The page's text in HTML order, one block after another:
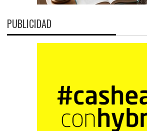
PUBLICIDAD